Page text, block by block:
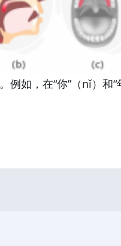
如，在“你”（nǐ）和